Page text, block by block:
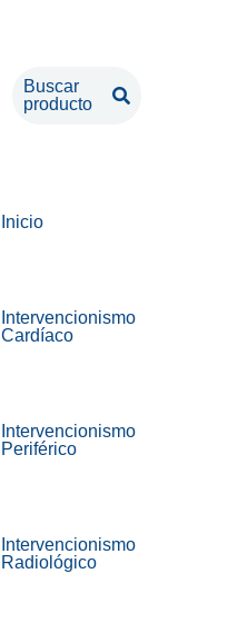
Buscar
producto
Inicio
Intervencionismo
Cardíaco
Intervencionismo
Periférico
Intervencionismo
Radiológico